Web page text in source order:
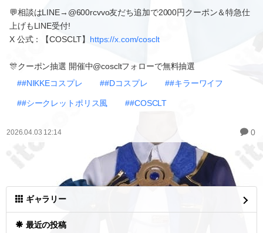
💬相談はLINE→@600rcvvo友だち追加で2000円クーポン＆特急仕
上げもLINE受付!
X 公式：【COSCLT】 https://x.com/cosclt
🎊クーポン抽選 開催中@coscltフォローで無料抽選
##NIKKEコスプレ
##Dコスプレ ##キラーワイフ
##シークレットポリス風 ##COSCLT
2026.04.03 12:14 0
ギャラリー
最近の投稿